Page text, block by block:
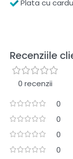
Plata cu
Recenziile
0 recenzii
0
0
0
0